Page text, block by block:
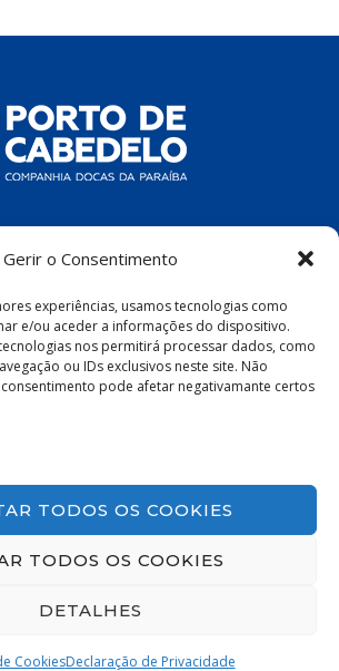
Gerir o Consentimento
experiências, usamos tecnologias como
e/ou aceder a informações do dispositivo.
nos permitirá processar dados, como
ou IDs exclusivos neste site. Não
pode afetar negativamante certos
TODOS OS COOKIES
TODOS OS COOKIES
DETALHES
CookiesDeclaração de Privacidade
DOCAS DA PARAÍBA
100